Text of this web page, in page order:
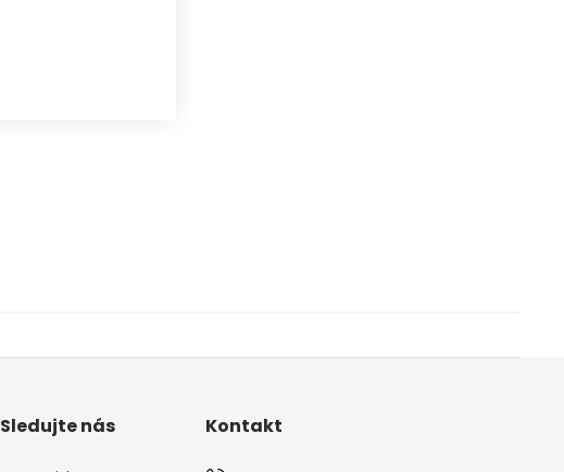
Sledujte nás Kontakt